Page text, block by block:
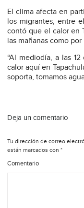
El clima afecta en
los migrantes, entre
contó que el calor en
las mañanas como
“Al mediodía, a las
calor aquí en
soporta, tomamos
Deja un comentario
Tu dirección de correo
están marcados con *
Comentario